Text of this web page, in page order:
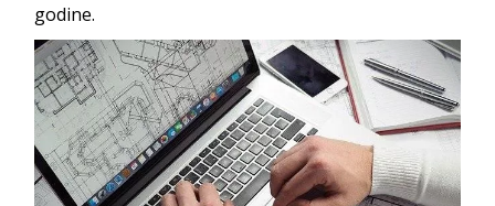
godine.